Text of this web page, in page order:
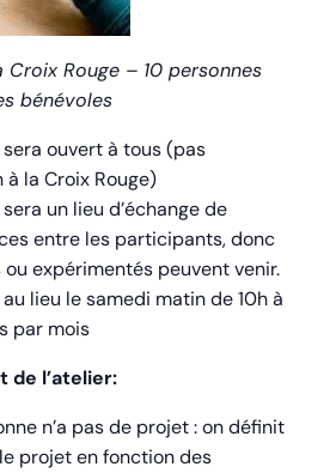
Croix Rouge – 10 personnes
bénévoles
sera ouvert à tous (pas
à la Croix Rouge)
sera un lieu d’échange de
entre les participants, donc
expérimentés peuvent venir.
au lieu le samedi matin de 10h à
par mois
de l’atelier:
n’a pas de projet : on définit
projet en fonction des